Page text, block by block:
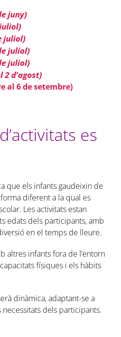
juny)
juliol)
juliol)
juliol)
d’agost)
al 6 de setembre)
es
que els infants gaudeixin de
diferent a la qual es
Les activitats estan
edats dels participants, amb
en el temps de lleure.
altres infants fora de l’entorn
físiques i els hàbits
dinàmica, adaptant-se a
necessitats dels participants.